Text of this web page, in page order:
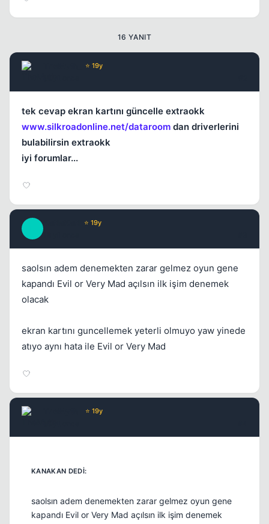
16 YANIT
⭐ 19y
tek cevap ekran kartını güncelle extraokk
www.silkroadonline.net/dataroom dan driverlerini
bulabilirsin extraokk
iyi forumlar...
⭐ 19y
saolsın adem denemekten zarar gelmez oyun gene
kapandı Evil or Very Mad açılsın ilk işim denemek
olacak
ekran kartını guncellemek yeterli olmuyo yaw yinede
atıyo aynı hata ile Evil or Very Mad
⭐ 19y
saolsın adem denemekten zarar gelmez oyun gene
kapandı Evil or Very Mad açılsın ilk işim denemek
Kapat
Kapat